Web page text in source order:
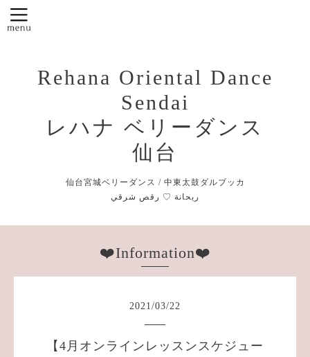
Rehana Oriental Dance
Sendai
レハナ ベリーダンス
仙台
仙台宮城ベリーダンス / 中東太鼓ダルブッカ
❤️Information❤️
2021 /03/22
【4月オンラインレッスンスケジュー